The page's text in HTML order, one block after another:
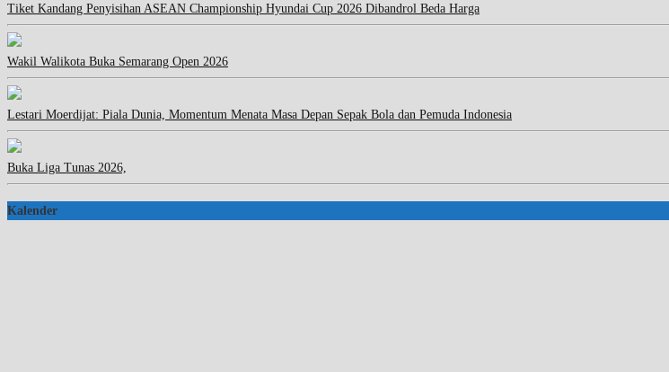
Tiket Kandang Penyisihan ASEAN Championship Hyundai Cup 2026 Dibandrol Beda Harga
Wakil Walikota Buka Semarang Open 2026
Lestari Moerdijat: Piala Dunia, Momentum Menata Masa Depan Sepak Bola dan Pemuda Indonesia
Buka Liga Tunas 2026,
Kalender